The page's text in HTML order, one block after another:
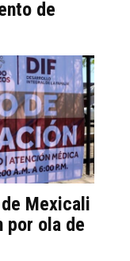
de
Mexicali
por ola de